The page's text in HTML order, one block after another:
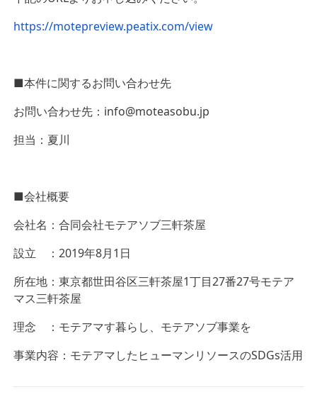
https://motepreview.peatix.com/view
■本件に関するお問い合わせ先
お問い合わせ先：info@moteasobu.jp
担当：夏川
■会社概要
会社名：合同会社モテアソブ三軒茶屋
設立 ：2019年8月1日
所在地：東京都世田谷区三軒茶屋1丁目27番27号モテア
マス三軒茶屋
理念 ：モテアマす暮らし、モテアソブ事業を
事業内容：モテアマしたヒューマンリソースのSDGs活用